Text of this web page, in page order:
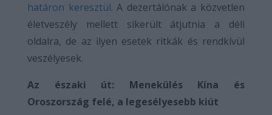
határon keresztül. A dezertálónak a közvetlen
életveszély mellett sikerült átjutnia a déli
oldalra, de az ilyen esetek ritkák és rendkívül
veszélyesek.
Az északi út: Menekülés Kína és
Oroszország felé, a legesélyesebb kiút